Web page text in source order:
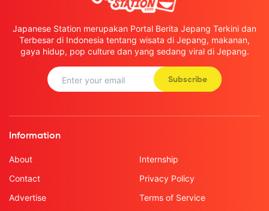
Japanese Station merupakan Portal Berita Jepang Terkini dan
Terbesar di Indonesia tentang wisata di Jepang, makanan,
gaya hidup, pop culture dan yang sedang viral di Jepang.
Subscribe
Information
About
Contact
Advertise
Internship
Privacy Policy
Terms of Service